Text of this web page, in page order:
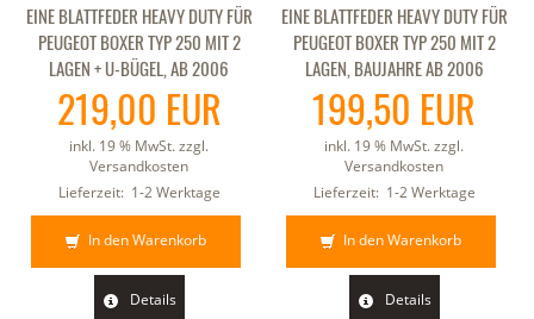
EINE BLATTFEDER HEAVY DUTY FÜR
PEUGEOT BOXER TYP 250 MIT 2
LAGEN + U-BÜGEL, AB 2006
219,00 EUR
inkl. 19 % MwSt. zzgl.
Versandkosten
Lieferzeit: 1-2 Werktage
In den Warenkorb
Details
EINE BLATTFEDER HEAVY DUTY FÜR
PEUGEOT BOXER TYP 250 MIT 2
LAGEN, BAUJAHRE AB 2006
199,50 EUR
inkl. 19 % MwSt. zzgl.
Versandkosten
Lieferzeit: 1-2 Werktage
In den Warenkorb
Details